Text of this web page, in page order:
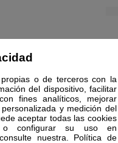
o de terceros con la
del dispositivo, facilitar
fines analíticos, mejorar
y medición del
aceptar todas las cookies
o configurar su uso en
nuestra. Política de